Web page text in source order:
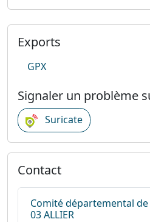
Exports
GPX
Signaler un problème
Suricate
Contact
Comité départemental
03 ALLIER